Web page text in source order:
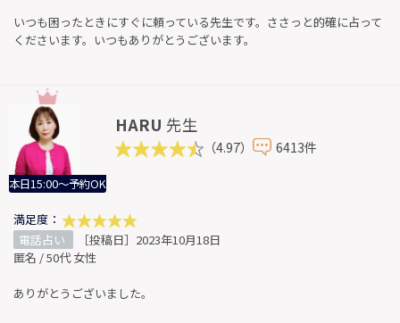
いつも困ったときにすぐに頼っている先生です。ささっと的確に占って
くださいます。いつもありがとうございます。
本日15:00～予約OK
HARU 先生
（4.97） 6413件
満足度：
電話占い
［投稿日］2023年10月18日
匿名 / 50代 女性
ありがとうございました。